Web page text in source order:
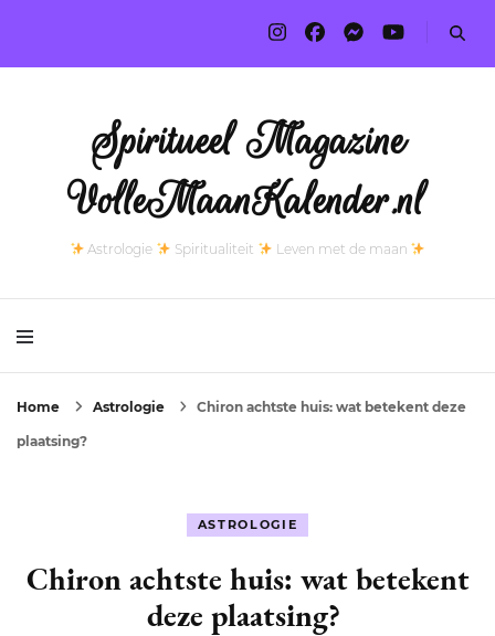
Spiritueel Magazine
VolleMaanKalender.nl
Astrologie Spiritualiteit Leven met de maan
Home Astrologie Chiron achtste huis: wat betekent deze
plaatsing?
ASTROLOGIE
Chiron achtste huis: wat betekent
deze plaatsing?